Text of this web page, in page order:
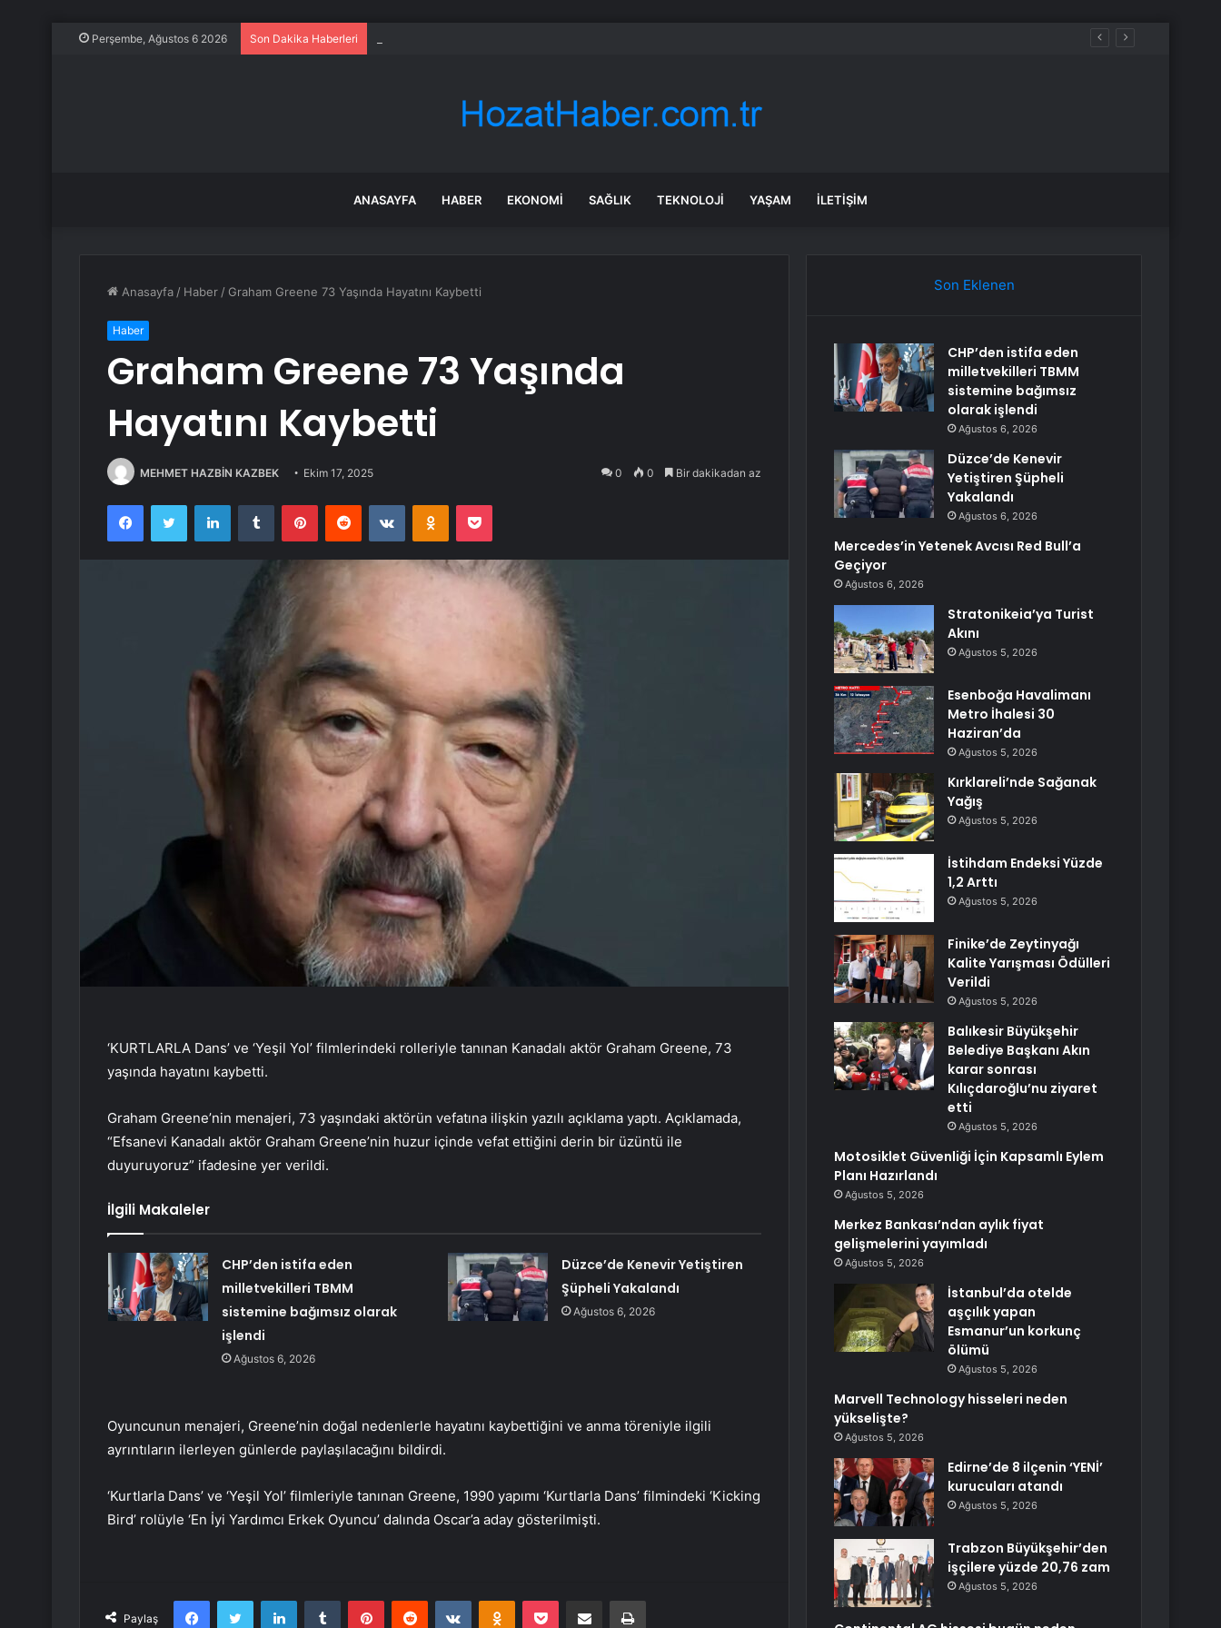
Perşembe, Ağustos 6 2026 Son Dakika Haberleri
ANASAYFA HABER EKONOMI SAĞLIK TEKNOLOJI YAŞAM İLETIŞIM
Anasayfa / Haber / Graham Greene 73 Yaşında Hayatını Kaybetti
Haber
Graham Greene 73 Yaşında
Hayatını Kaybetti
MEHMET HAZBİN KAZBEK Ekim 17, 2025 0 0 Bir dakikadan az
FacebookTwitter LinkedInTumblr PinterestReddit VKontakteOdnoklassniki
Pocket
‘KURTLARLA Dans’ ve ‘Yeşil Yol’ filmlerindeki rolleriyle tanınan Kanadalı aktör Graham Greene, 73
yaşında hayatını kaybetti.
Graham Greene’nin menajeri, 73 yaşındaki aktörün vefatına ilişkin yazılı açıklama yaptı. Açıklamada,
“Efsanevi Kanadalı aktör Graham Greene’nin huzur içinde vefat ettiğini derin bir üzüntü ile
duyuruyoruz” ifadesine yer verildi.
İlgili Makaleler
CHP’den istifa eden
milletvekilleri TBMM
sistemine bağımsız olarak
işlendi
Ağustos 6, 2026
Düzce’de Kenevir Yetiştiren
Şüpheli Yakalandı
Ağustos 6, 2026
Oyuncunun menajeri, Greene’nin doğal nedenlerle hayatını kaybettiğini ve anma töreniyle ilgili
ayrıntıların ilerleyen günlerde paylaşılacağını bildirdi.
‘Kurtlarla Dans’ ve ‘Yeşil Yol’ filmleriyle tanınan Greene, 1990 yapımı ‘Kurtlarla Dans’ filmindeki ‘Kicking
Bird’ rolüyle ‘En İyi Yardımcı Erkek Oyuncu’ dalında Oscar’a aday gösterilmişti.
Paylaş
FacebookTwitter LinkedInTumblr PinterestReddit VKontakteOdnoklassniki
Pocket E-Posta ile paylaş Yazdır
Son Eklenen
CHP’den istifa eden
milletvekilleri TBMM
sistemine bağımsız
olarak işlendi
Ağustos 6, 2026
Düzce’de Kenevir
Yetiştiren Şüpheli
Yakalandı
Ağustos 6, 2026
Mercedes’in Yetenek Avcısı Red Bull’a
Geçiyor
Ağustos 6, 2026
Stratonikeia’ya Turist
Akını
Ağustos 5, 2026
Esenboğa Havalimanı
Metro İhalesi 30
Haziran’da
Ağustos 5, 2026
Kırklareli’nde Sağanak
Yağış
Ağustos 5, 2026
İstihdam Endeksi Yüzde
1,2 Arttı
Ağustos 5, 2026
Finike’de Zeytinyağı
Kalite Yarışması Ödülleri
Verildi
Ağustos 5, 2026
Balıkesir Büyükşehir
Belediye Başkanı Akın
karar sonrası
Kılıçdaroğlu’nu ziyaret
etti
Ağustos 5, 2026
Motosiklet Güvenliği İçin Kapsamlı Eylem
Planı Hazırlandı
Ağustos 5, 2026
Merkez Bankası’ndan aylık fiyat
gelişmelerini yayımladı
Ağustos 5, 2026
İstanbul’da otelde
aşçılık yapan
Esmanur’un korkunç
ölümü
Ağustos 5, 2026
Marvell Technology hisseleri neden
yükselişte?
Ağustos 5, 2026
Edirne’de 8 ilçenin ‘YENİ’
kurucuları atandı
Ağustos 5, 2026
Trabzon Büyükşehir’den
işçilere yüzde 20,76 zam
Ağustos 5, 2026